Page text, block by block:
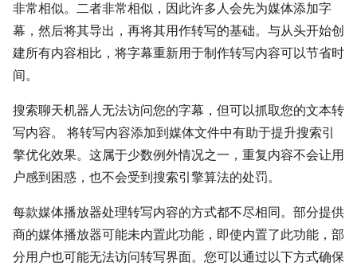
非常相似。二者非常相似，因此许多人会先为媒体添加字
幕，然后将其导出，再将其用作转写的基础。与从头开始创
建所有内容相比，将字幕重新用于制作转写内容可以节省时
间。
搜索聊天机器人无法访问您的字幕，但可以抓取您的文本转
写内容。 将转写内容添加到媒体文件中有助于提升搜索引
擎优化效果。这属于少数例外情况之一，重复内容不会让用
户感到困惑，也不会受到搜索引擎算法的处罚。
每款媒体播放器处理转写内容的方式都不尽相同。部分提供
商的媒体播放器可能未内置此功能，即使内置了此功能，部
分用户也可能无法访问转写界面。您可以通过以下方式确保